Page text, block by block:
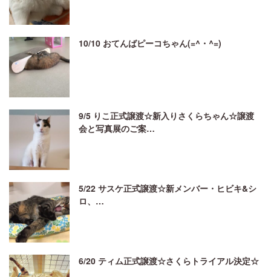
10/10 おてんばピーコちゃん(=^・^=)
9/5 りこ正式譲渡☆新入りさくらちゃん☆譲渡
会と写真展のご案…
5/22 サスケ正式譲渡☆新メンバー・ヒビキ&シ
ロ、…
6/20 ティム正式譲渡☆さくらトライアル決定☆